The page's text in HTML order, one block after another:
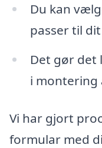
Du kan
passer til
Det gør det
i montering
Vi har gjort
formular med